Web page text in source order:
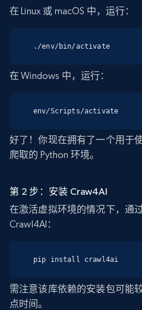
在 Linux 或 macOS 中，运行：
./env/bin/activate
在 Windows 中，运行：
env/Scripts/activate
好了！你现在拥有了一个用于
爬取的 Python 环境。
第 2 步：安装 Craw4AI
在激活虚拟环境的情况下，通
Crawl4AI：
pip install crawl4ai
需注意该库依赖的安装包可能
点时间。